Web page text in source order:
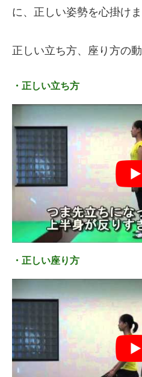
に、正しい姿勢を心掛けま
正しい立ち方、座り方の
・正しい立ち方
・正しい座り方